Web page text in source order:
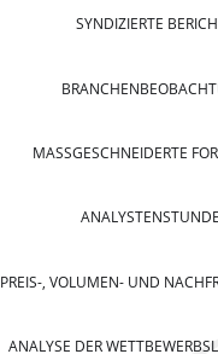
SYNDIZIERTE
MASSGESCHNEIDERTE
PREIS-, VOLUMEN- UND
ANALYSE DER